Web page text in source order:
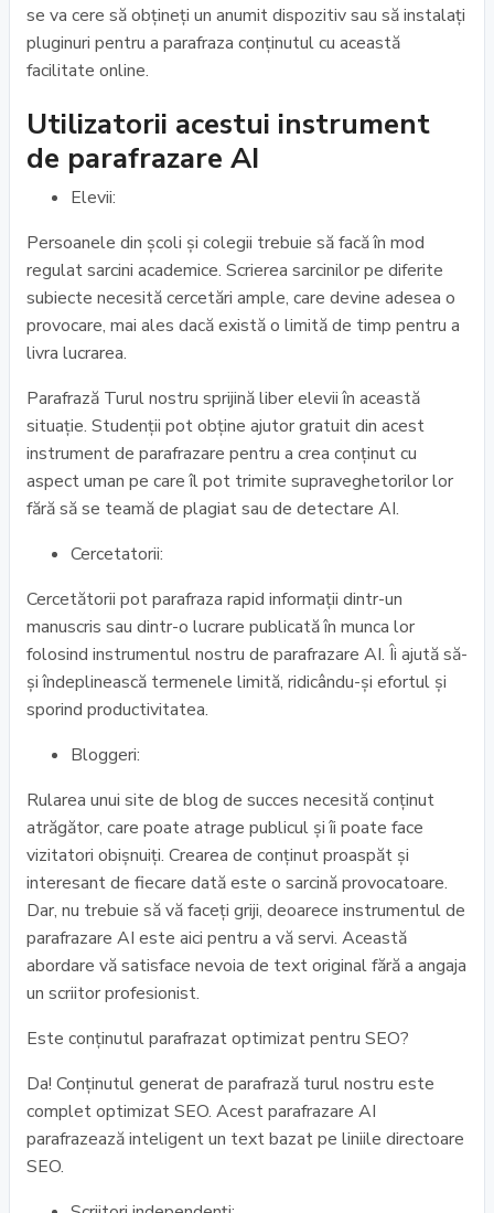
se va cere să obțineți un anumit dispozitiv sau să instalați
pluginuri pentru a parafraza conținutul cu această
facilitate online.
Utilizatorii acestui instrument
de parafrazare AI
Elevii:
Persoanele din școli și colegii trebuie să facă în mod
regulat sarcini academice. Scrierea sarcinilor pe diferite
subiecte necesită cercetări ample, care devine adesea o
provocare, mai ales dacă există o limită de timp pentru a
livra lucrarea.
Parafrază Turul nostru sprijină liber elevii în această
situație. Studenții pot obține ajutor gratuit din acest
instrument de parafrazare pentru a crea conținut cu
aspect uman pe care îl pot trimite supraveghetorilor lor
fără să se teamă de plagiat sau de detectare AI.
Cercetatorii:
Cercetătorii pot parafraza rapid informații dintr-un
manuscris sau dintr-o lucrare publicată în munca lor
folosind instrumentul nostru de parafrazare AI. Îi ajută să-
și îndeplinească termenele limită, ridicându-și efortul și
sporind productivitatea.
Bloggeri:
Rularea unui site de blog de succes necesită conținut
atrăgător, care poate atrage publicul și îi poate face
vizitatori obișnuiți. Crearea de conținut proaspăt și
interesant de fiecare dată este o sarcină provocatoare.
Dar, nu trebuie să vă faceți griji, deoarece instrumentul de
parafrazare AI este aici pentru a vă servi. Această
abordare vă satisface nevoia de text original fără a angaja
un scriitor profesionist.
Este conținutul parafrazat optimizat pentru SEO?
Da! Conținutul generat de parafrază turul nostru este
complet optimizat SEO. Acest parafrazare AI
parafrazează inteligent un text bazat pe liniile directoare
SEO.